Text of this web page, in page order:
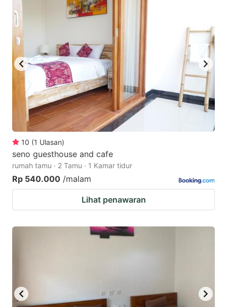
10 (1 Ulasan)
seno guesthouse and cafe
rumah tamu · 2 Tamu · 1 Kamar tidur
Rp 540.000 /malam
Lihat penawaran